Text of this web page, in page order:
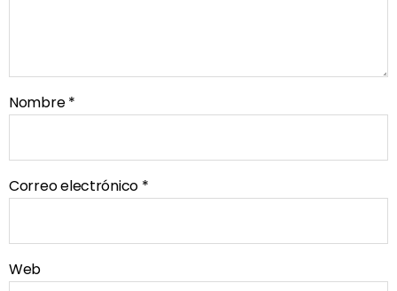
Nombre*
Correo electrónico *
Web